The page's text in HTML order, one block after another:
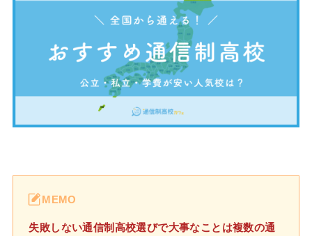
MEMO
失敗しない通信制高校選びで大事なことは複数の通